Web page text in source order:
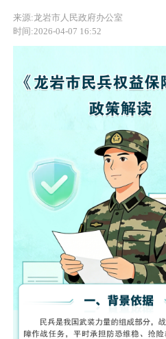
来源:龙岩市人民政府办公室
时间:2026-04-07 16:52